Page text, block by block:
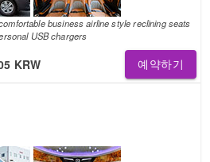
business airline style reclining seats
USB chargers
KRW 예약하기